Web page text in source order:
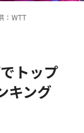
：WTT
トップ
キング